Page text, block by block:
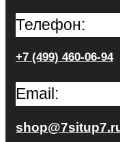
Телефон:
+7 (499) 460-06-94
Email: